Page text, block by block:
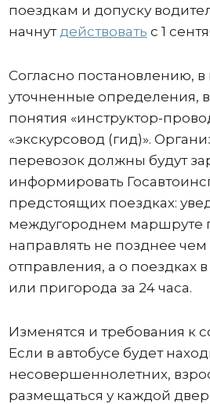
поездкам и допуску
начнут действовать с 1
Согласно постановлению, в
уточненные определения,
понятия «инструктор-
«экскурсовод (гид)».
перевозок должны будут
информировать
предстоящих поездках:
междугороднем маршруте
направлять не позднее чем
отправления, а о поездках
или пригорода за 24 часа.
Изменятся и требования
Если в автобусе будет
несовершеннолетних,
размещаться у каждой